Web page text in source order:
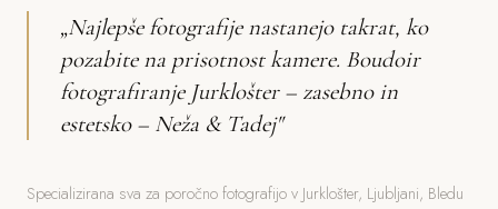
„Najlepše fotografije nastanejo takrat, ko
pozabite na prisotnost kamere. Boudoir
fotografiranje Jurklošter – zasebno in
estetsko – Neža & Tadej"
Specializirana sva za poročno fotografijo v Jurklošter, Ljubljani, Bledu